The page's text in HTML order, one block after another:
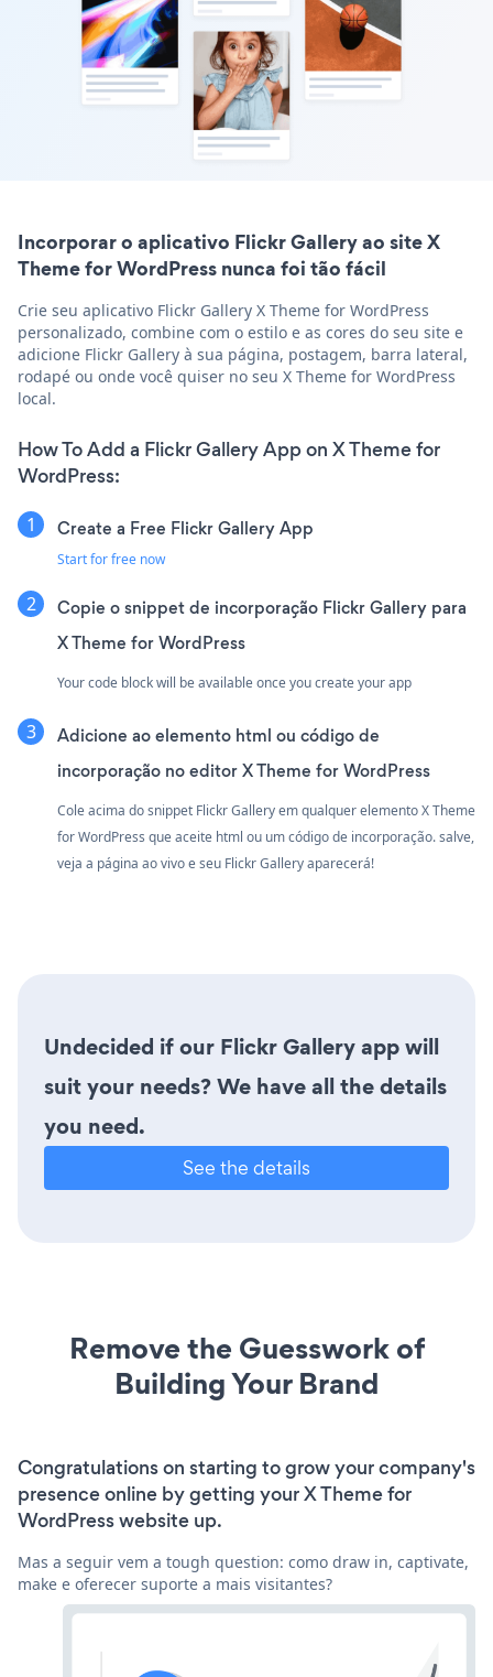
Incorporar o aplicativo Flickr Gallery ao site X
Theme for WordPress nunca foi tão fácil
Crie seu aplicativo Flickr Gallery X Theme for WordPress
personalizado, combine com o estilo e as cores do seu site e
adicione Flickr Gallery à sua página, postagem, barra lateral,
rodapé ou onde você quiser no seu X Theme for WordPress
local.
How To Add a Flickr Gallery App on X Theme for
WordPress:
Create a Free Flickr Gallery App
Start for free now
Copie o snippet de incorporação Flickr Gallery para
X Theme for WordPress
Your code block will be available once you create your app
Adicione ao elemento html ou código de
incorporação no editor X Theme for WordPress
Cole acima do snippet Flickr Gallery em qualquer elemento X Theme
for WordPress que aceite html ou um código de incorporação. salve,
veja a página ao vivo e seu Flickr Gallery aparecerá!
Undecided if our Flickr Gallery app will
suit your needs? We have all the details
you need.
See the details
Remove the Guesswork of
Building Your Brand
Congratulations on starting to grow your company's
presence online by getting your X Theme for
WordPress website up.
Mas a seguir vem a tough question: como draw in, captivate,
make e oferecer suporte a mais visitantes?